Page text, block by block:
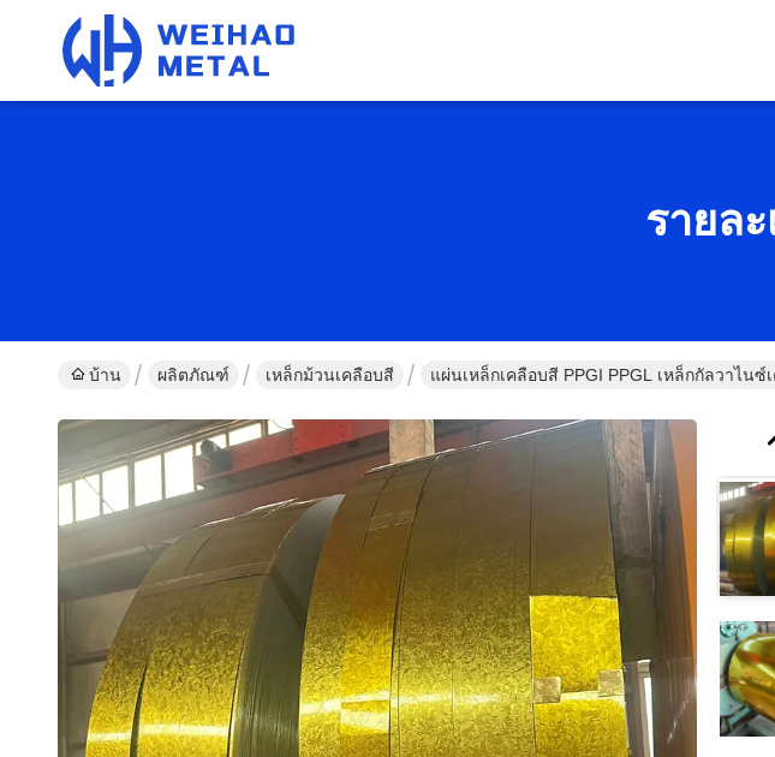
รายล
บ้าน ผลิตภัณฑ์ เหล็กม้วนเคลือบสี แผ่นเหล็กเคลือบสี PPGI PPGL เหล็กกัลวาไน